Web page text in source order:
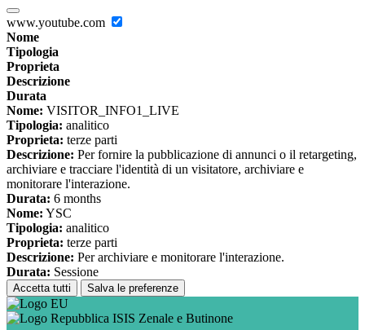
www.youtube.com
Nome
Tipologia
Proprieta
Descrizione
Durata
Nome: VISITOR_INFO1_LIVE
Tipologia: analitico
Proprieta: terze parti
Descrizione: Per fornire la pubblicazione di annunci o il retargeting,
archiviare e tracciare l'identità di un visitatore, archiviare e
monitorare l'interazione.
Durata: 6 months
Nome: YSC
Tipologia: analitico
Proprieta: terze parti
Descrizione: Per archiviare e monitorare l'interazione.
Durata: Sessione
Accetta tutti Salva le preferenze
ISIS Zenale e Butinone